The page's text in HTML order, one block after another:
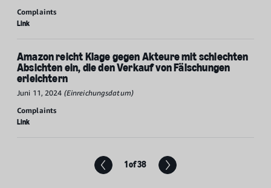
Complaints
Link
Amazon reicht Klage gegen Akteure mit schlechten
Absichten ein, die den Verkauf von Fälschungen
erleichtern
Juni 11, 2024 (Einreichungsdatum)
Complaints
Link
1 of 38 Next